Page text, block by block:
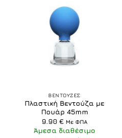
ΒΕΝΤΟΥΖΕΣ
Πλαστική Βεντούζα με
Πουάρ 45mm
9.90 € Με ΦΠΑ
Άμεσα διαθέσιμο